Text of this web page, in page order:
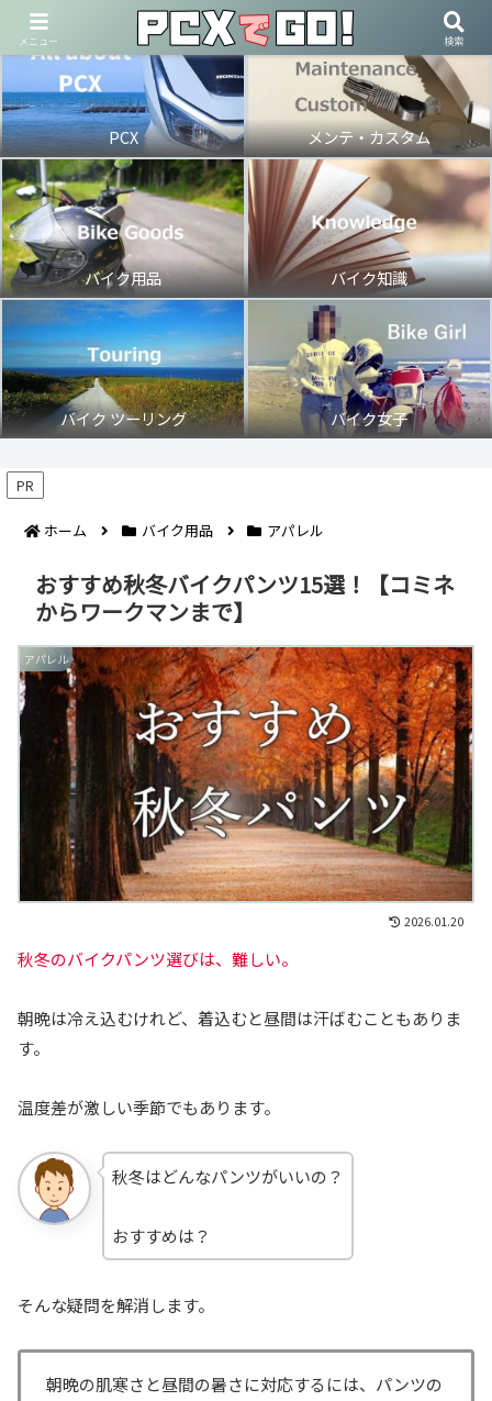
PCX メンテ・カスタム
バイク用品 バイク知識
バイク ツーリング バイク女子
PR
ホーム バイク用品 アパレル
おすすめ秋冬バイクパンツ15選！【コミネ
からワークマンまで】
アパレル
2026.01.20
秋冬のバイクパンツ選びは、難しい。
朝晩は冷え込むけれど、着込むと昼間は汗ばむこともありま
す。
温度差が激しい季節でもあります。
秋冬はどんなパンツがいいの？
おすすめは？
そんな疑問を解消します。
朝晩の肌寒さと昼間の暑さに対応するには、パンツの
メニュー 検索